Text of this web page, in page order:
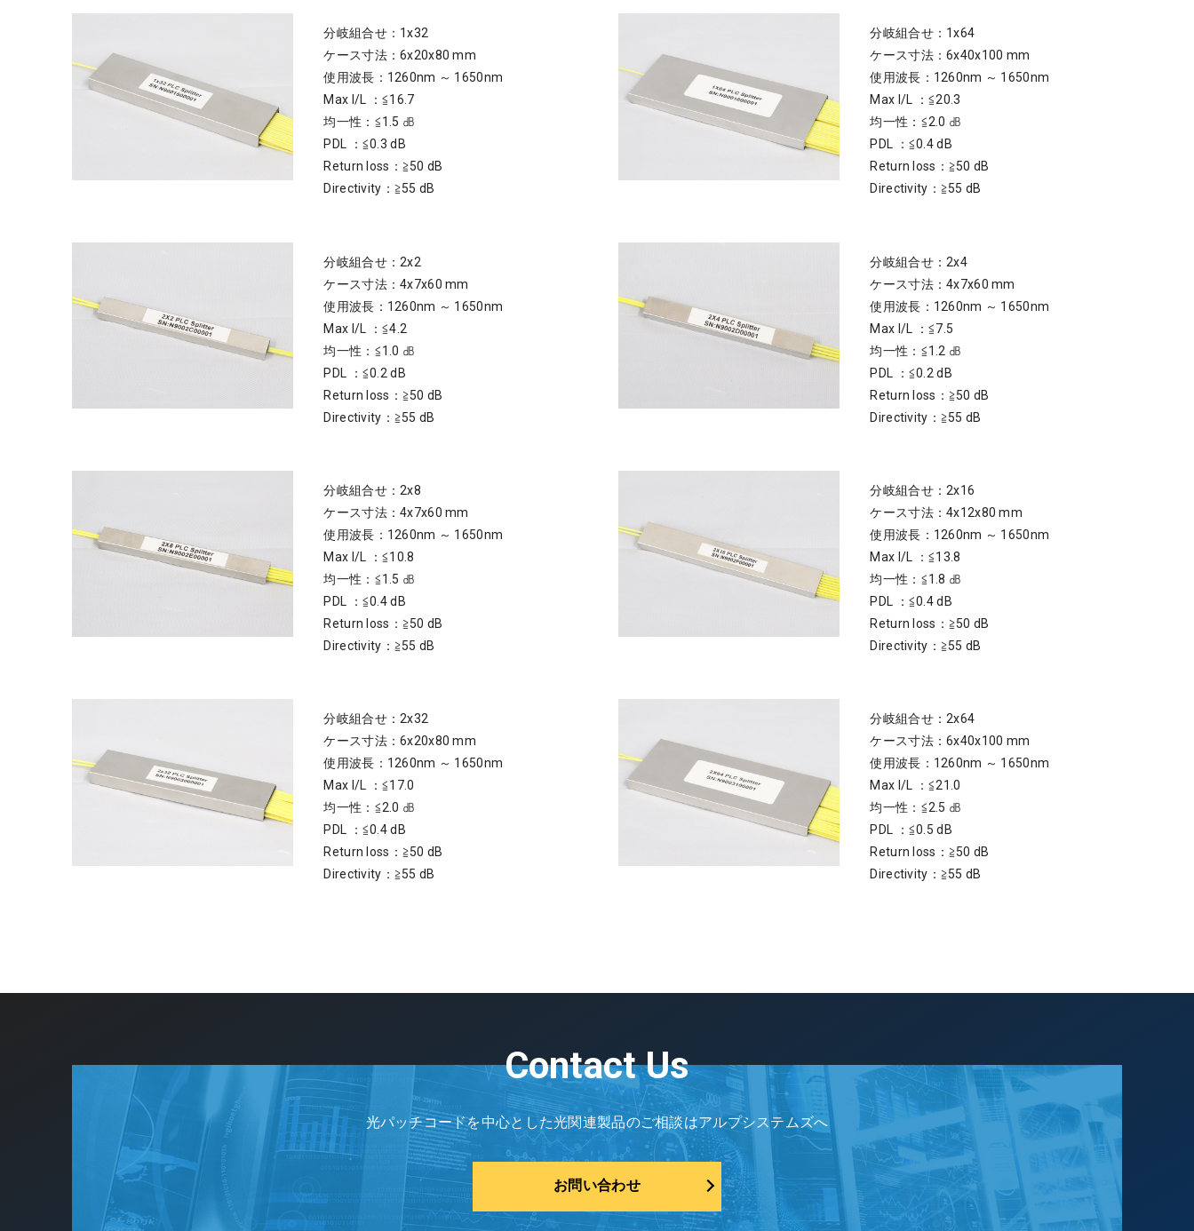
分岐組合せ：1x32
ケース寸法：6x20x80 mm
使用波長：1260nm ～ 1650nm
Max I/L ：≦16.7
均一性：≦1.5 ㏈
PDL ：≦0.3 dB
Return loss：≧50 dB
Directivity：≧55 dB
分岐組合せ：1x64
ケース寸法：6x40x100 mm
使用波長：1260nm ～ 1650nm
Max I/L ：≦20.3
均一性：≦2.0 ㏈
PDL ：≦0.4 dB
Return loss：≧50 dB
Directivity：≧55 dB
分岐組合せ：2x2
ケース寸法：4x7x60 mm
使用波長：1260nm ～ 1650nm
Max I/L ：≦4.2
均一性：≦1.0 ㏈
PDL ：≦0.2 dB
Return loss：≧50 dB
Directivity：≧55 dB
分岐組合せ：2x4
ケース寸法：4x7x60 mm
使用波長：1260nm ～ 1650nm
Max I/L ：≦7.5
均一性：≦1.2 ㏈
PDL ：≦0.2 dB
Return loss：≧50 dB
Directivity：≧55 dB
分岐組合せ：2x8
ケース寸法：4x7x60 mm
使用波長：1260nm ～ 1650nm
Max I/L ：≦10.8
均一性：≦1.5 ㏈
PDL ：≦0.4 dB
Return loss：≧50 dB
Directivity：≧55 dB
分岐組合せ：2x16
ケース寸法：4x12x80 mm
使用波長：1260nm ～ 1650nm
Max I/L ：≦13.8
均一性：≦1.8 ㏈
PDL ：≦0.4 dB
Return loss：≧50 dB
Directivity：≧55 dB
分岐組合せ：2x32
ケース寸法：6x20x80 mm
使用波長：1260nm ～ 1650nm
Max I/L ：≦17.0
均一性：≦2.0 ㏈
PDL ：≦0.4 dB
Return loss：≧50 dB
Directivity：≧55 dB
分岐組合せ：2x64
ケース寸法：6x40x100 mm
使用波長：1260nm ～ 1650nm
Max I/L ：≦21.0
均一性：≦2.5 ㏈
PDL ：≦0.5 dB
Return loss：≧50 dB
Directivity：≧55 dB
Contact Us
光パッチコードを中心とした光関連製品のご相談はアルプシステムズへ
お問い合わせ